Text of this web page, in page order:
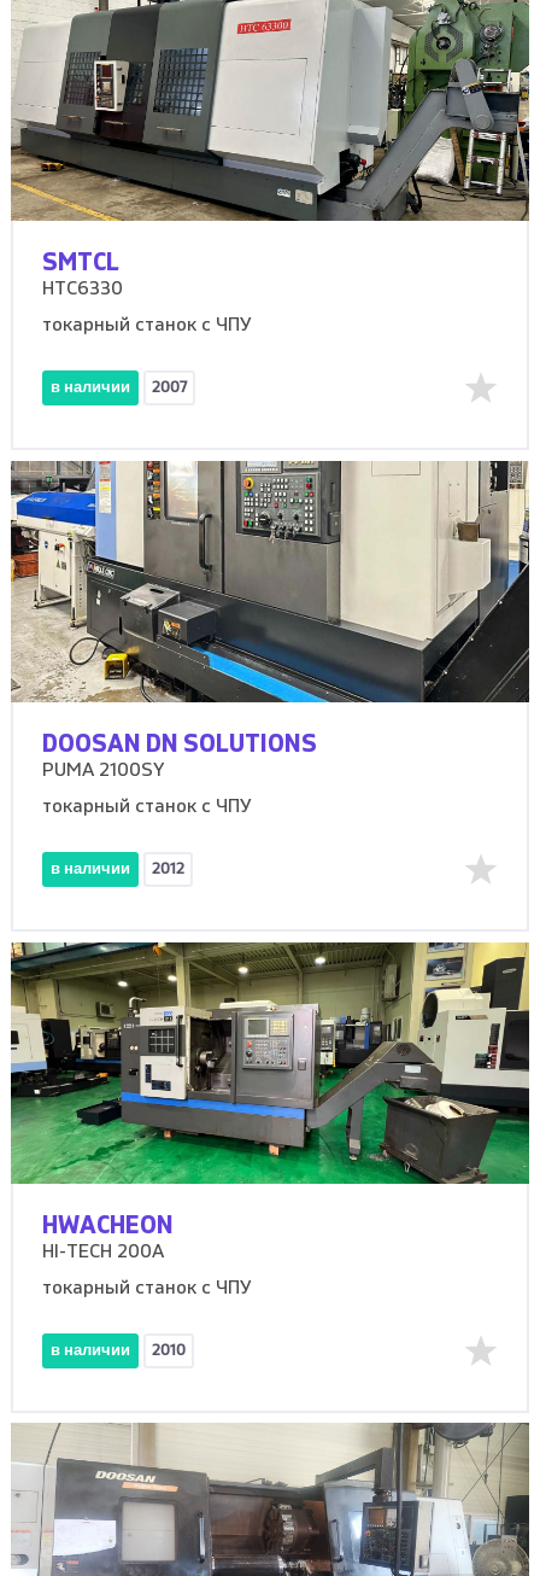
SMTCL
HTC6330
токарный станок с ЧПУ
в наличии 2007
DOOSAN DN SOLUTIONS
PUMA 2100SY
токарный станок с ЧПУ
в наличии 2012
HWACHEON
HI-TECH 200A
токарный станок с ЧПУ
в наличии 2010